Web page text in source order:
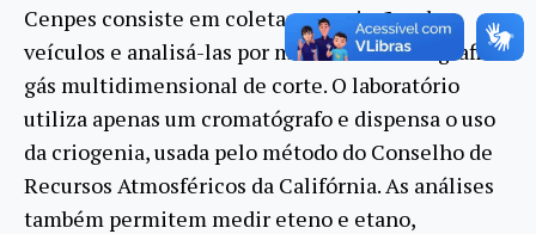
Cenpes consiste em coletar as emissões dos
veículos e analisá-las por meio da cromatografia a
gás multidimensional de corte. O laboratório
utiliza apenas um cromatógrafo e dispensa o uso
da criogenia, usada pelo método do Conselho de
Recursos Atmosféricos da Califórnia. As análises
também permitem medir eteno e etano,